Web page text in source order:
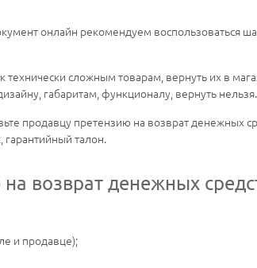
онлайн рекомендуем воспользоваться
технически сложным товарам, вернуть их в
габаритам, функционалу, вернуть нельзя.
продавцу претензию на возврат денежных
талон.
возврат денежных
и продавце);